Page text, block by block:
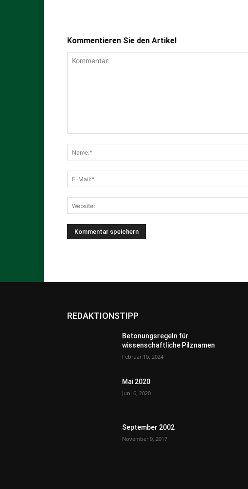
Kommentieren Sie den Artikel
REDAKTIONSTIPP
Betonungsregeln für
wissenschaftliche Pilznamen
Februar 10, 2024
Mai 2020
Juni 6, 2020
September 2002
November 9, 2017